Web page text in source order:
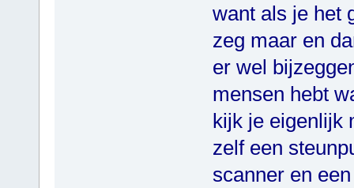
want als je het
zeg maar en
er wel
mensen hebt
kijk je eigenlijk
zelf een
scanner en